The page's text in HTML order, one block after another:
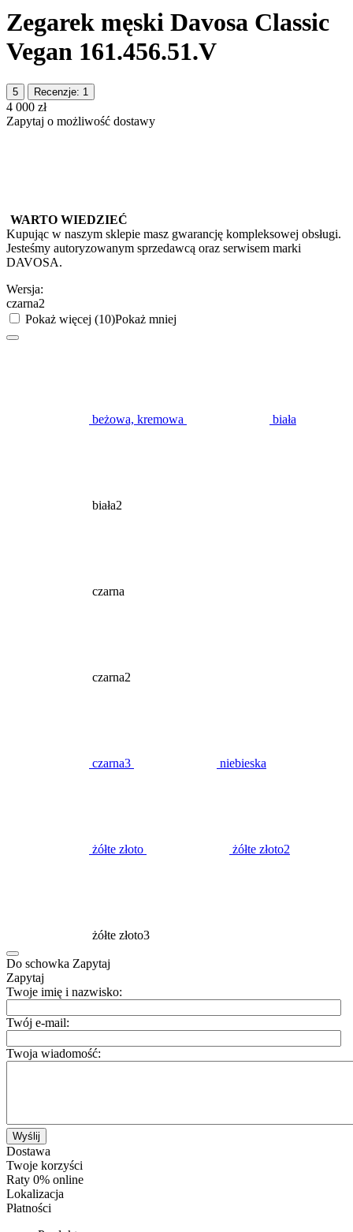
Zegarek męski Davosa Classic
Vegan 161.456.51.V
5 Recenzje: 1
‍4 000‍ zł
Zapytaj o możliwość dostawy
WARTO WIEDZIEĆ
Kupując w naszym sklepie masz gwarancję kompleksowej obsługi.
Jesteśmy autoryzowanym sprzedawcą oraz serwisem marki
DAVOSA.
Wersja:
czarna2
Pokaż więcej (10)Pokaż mniej
beżowa, kremowa biała
biała2
czarna
czarna2
czarna3 niebieska
żółte złoto żółte złoto2
żółte złoto3
Do schowka Zapytaj
Zapytaj
Twoje imię i nazwisko:
Twój e-mail:
Twoja wiadomość:
Wyślij
Dostawa
Twoje korzyści
Raty 0% online
Lokalizacja
Płatności